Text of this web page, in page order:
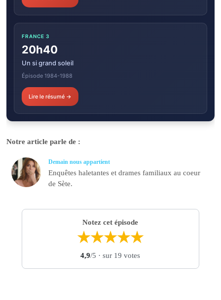
FRANCE 3
20h40
Un si grand soleil
Épisode 1984-1988
Lire le résumé →
Notre article parle de :
Demain nous appartient
Enquêtes haletantes et drames familiaux au coeur
de Sète.
Notez cet épisode
★★★★★
4,9/5 · sur 19 votes